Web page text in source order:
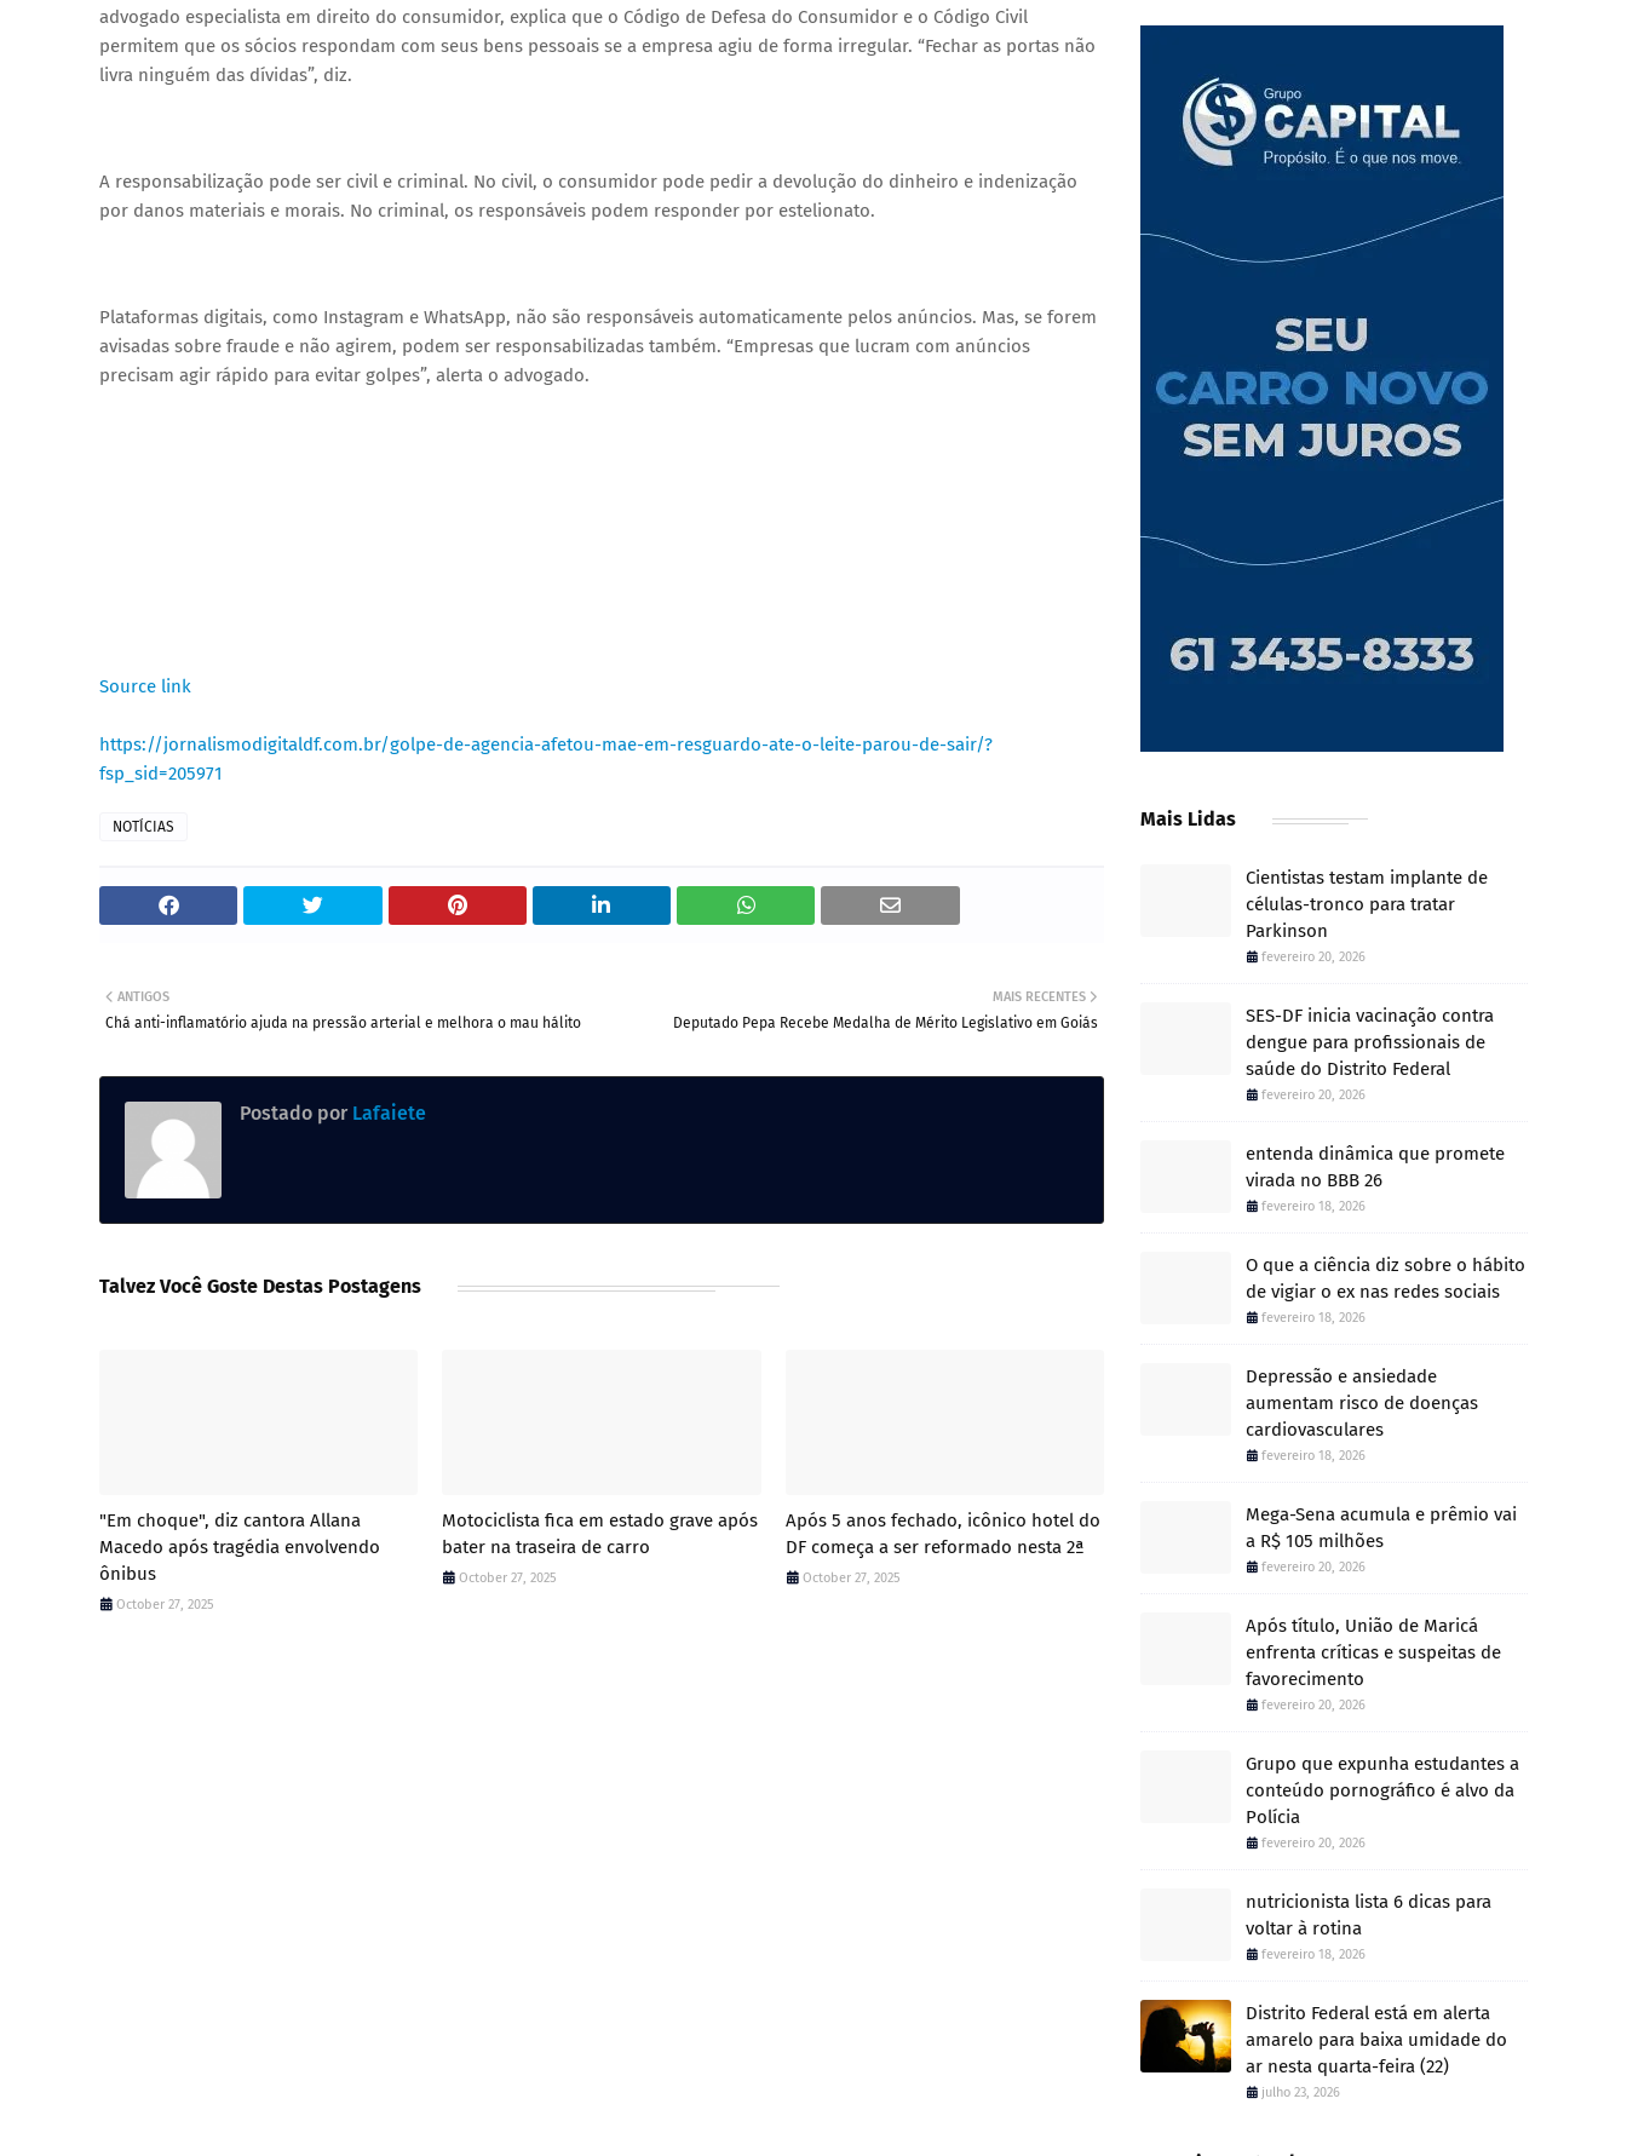
advogado especialista em direito do consumidor, explica que o Código de Defesa do Consumidor e o Código Civil
permitem que os sócios respondam com seus bens pessoais se a empresa agiu de forma irregular. “Fechar as portas não
livra ninguém das dívidas”, diz.
A responsabilização pode ser civil e criminal. No civil, o consumidor pode pedir a devolução do dinheiro e indenização
por danos materiais e morais. No criminal, os responsáveis podem responder por estelionato.
Plataformas digitais, como Instagram e WhatsApp, não são responsáveis automaticamente pelos anúncios. Mas, se forem
avisadas sobre fraude e não agirem, podem ser responsabilizadas também. “Empresas que lucram com anúncios
precisam agir rápido para evitar golpes”, alerta o advogado.
Source link
https://jornalismodigitaldf.com.br/golpe-de-agencia-afetou-mae-em-resguardo-ate-o-leite-parou-de-sair/?
fsp_sid=205971
NOTÍCIAS
MAIS RECENTES
Deputado Pepa Recebe Medalha de Mérito Legislativo em Goiás
ANTIGOS
Chá anti-inflamatório ajuda na pressão arterial e melhora o mau hálito
Postado por Lafaiete
Talvez Você Goste Destas Postagens
"Em choque", diz cantora Allana
Macedo após tragédia envolvendo
ônibus
October 27, 2025
Motociclista fica em estado grave após
bater na traseira de carro
October 27, 2025
Após 5 anos fechado, icônico hotel do
DF começa a ser reformado nesta 2ª
October 27, 2025
Mais Lidas
Cientistas testam implante de
células-tronco para tratar
Parkinson
fevereiro 20, 2026
SES-DF inicia vacinação contra
dengue para profissionais de
saúde do Distrito Federal
fevereiro 20, 2026
entenda dinâmica que promete
virada no BBB 26
fevereiro 18, 2026
O que a ciência diz sobre o hábito
de vigiar o ex nas redes sociais
fevereiro 18, 2026
Depressão e ansiedade
aumentam risco de doenças
cardiovasculares
fevereiro 18, 2026
Mega-Sena acumula e prêmio vai
a R$ 105 milhões
fevereiro 20, 2026
Após título, União de Maricá
enfrenta críticas e suspeitas de
favorecimento
fevereiro 20, 2026
Grupo que expunha estudantes a
conteúdo pornográfico é alvo da
Polícia
fevereiro 20, 2026
nutricionista lista 6 dicas para
voltar à rotina
fevereiro 18, 2026
Distrito Federal está em alerta
amarelo para baixa umidade do
ar nesta quarta-feira (22)
julho 23, 2026